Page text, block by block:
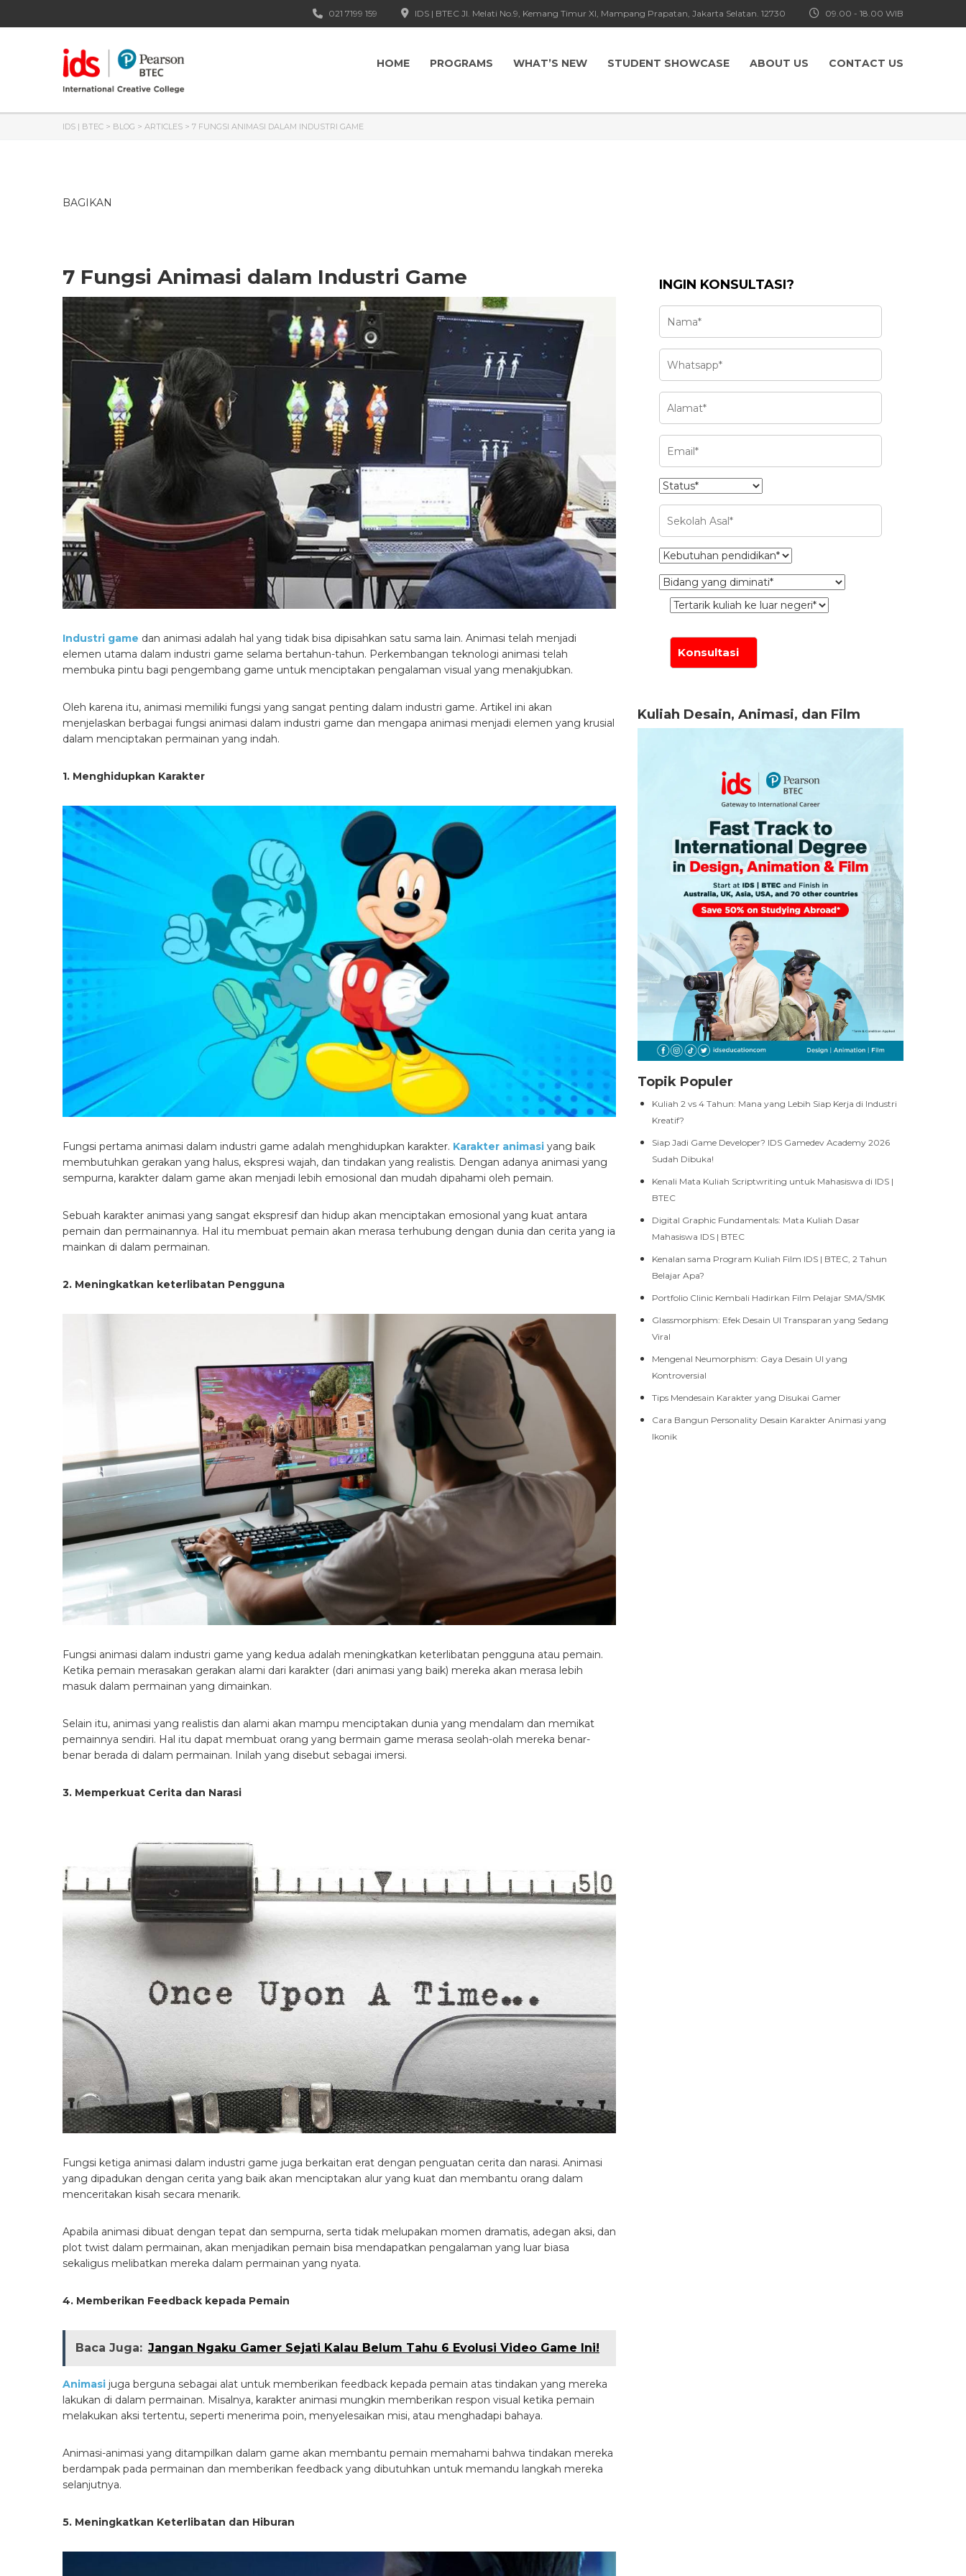
09.00 - 18.00 WIB
IDS | BTEC Jl. Melati No.9, Kemang Timur XI, Mampang Prapatan, Jakarta Selatan. 12730
021 7199 159
HOME PROGRAMS WHAT’S NEW STUDENT SHOWCASE ABOUT US CONTACT US
IDS | BTEC > BLOG > ARTICLES > 7 FUNGSI ANIMASI DALAM INDUSTRI GAME
BAGIKAN
7 Fungsi Animasi dalam Industri Game
Industri game dan animasi adalah hal yang tidak bisa dipisahkan satu sama lain. Animasi telah menjadi
elemen utama dalam industri game selama bertahun-tahun. Perkembangan teknologi animasi telah
membuka pintu bagi pengembang game untuk menciptakan pengalaman visual yang menakjubkan.
Oleh karena itu, animasi memiliki fungsi yang sangat penting dalam industri game. Artikel ini akan
menjelaskan berbagai fungsi animasi dalam industri game dan mengapa animasi menjadi elemen yang krusial
dalam menciptakan permainan yang indah.
1. Menghidupkan Karakter
Fungsi pertama animasi dalam industri game adalah menghidupkan karakter. Karakter animasi yang baik
membutuhkan gerakan yang halus, ekspresi wajah, dan tindakan yang realistis. Dengan adanya animasi yang
sempurna, karakter dalam game akan menjadi lebih emosional dan mudah dipahami oleh pemain.
Sebuah karakter animasi yang sangat ekspresif dan hidup akan menciptakan emosional yang kuat antara
pemain dan permainannya. Hal itu membuat pemain akan merasa terhubung dengan dunia dan cerita yang ia
mainkan di dalam permainan.
2. Meningkatkan keterlibatan Pengguna
Fungsi animasi dalam industri game yang kedua adalah meningkatkan keterlibatan pengguna atau pemain.
Ketika pemain merasakan gerakan alami dari karakter (dari animasi yang baik) mereka akan merasa lebih
masuk dalam permainan yang dimainkan.
Selain itu, animasi yang realistis dan alami akan mampu menciptakan dunia yang mendalam dan memikat
pemainnya sendiri. Hal itu dapat membuat orang yang bermain game merasa seolah-olah mereka benar-
benar berada di dalam permainan. Inilah yang disebut sebagai imersi.
3. Memperkuat Cerita dan Narasi
Fungsi ketiga animasi dalam industri game juga berkaitan erat dengan penguatan cerita dan narasi. Animasi
yang dipadukan dengan cerita yang baik akan menciptakan alur yang kuat dan membantu orang dalam
menceritakan kisah secara menarik.
Apabila animasi dibuat dengan tepat dan sempurna, serta tidak melupakan momen dramatis, adegan aksi, dan
plot twist dalam permainan, akan menjadikan pemain bisa mendapatkan pengalaman yang luar biasa
sekaligus melibatkan mereka dalam permainan yang nyata.
4. Memberikan Feedback kepada Pemain
Baca Juga: Jangan Ngaku Gamer Sejati Kalau Belum Tahu 6 Evolusi Video Game Ini!
Animasi juga berguna sebagai alat untuk memberikan feedback kepada pemain atas tindakan yang mereka
lakukan di dalam permainan. Misalnya, karakter animasi mungkin memberikan respon visual ketika pemain
melakukan aksi tertentu, seperti menerima poin, menyelesaikan misi, atau menghadapi bahaya.
Animasi-animasi yang ditampilkan dalam game akan membantu pemain memahami bahwa tindakan mereka
berdampak pada permainan dan memberikan feedback yang dibutuhkan untuk memandu langkah mereka
selanjutnya.
5. Meningkatkan Keterlibatan dan Hiburan
INGIN KONSULTASI?
Kuliah Desain, Animasi, dan Film
Topik Populer
Kuliah 2 vs 4 Tahun: Mana yang Lebih Siap Kerja di Industri
Kreatif?
Siap Jadi Game Developer? IDS Gamedev Academy 2026
Sudah Dibuka!
Kenali Mata Kuliah Scriptwriting untuk Mahasiswa di IDS |
BTEC
Digital Graphic Fundamentals: Mata Kuliah Dasar
Mahasiswa IDS | BTEC
Kenalan sama Program Kuliah Film IDS | BTEC, 2 Tahun
Belajar Apa?
Portfolio Clinic Kembali Hadirkan Film Pelajar SMA/SMK
Glassmorphism: Efek Desain UI Transparan yang Sedang
Viral
Mengenal Neumorphism: Gaya Desain UI yang
Kontroversial
Tips Mendesain Karakter yang Disukai Gamer
Cara Bangun Personality Desain Karakter Animasi yang
Ikonik